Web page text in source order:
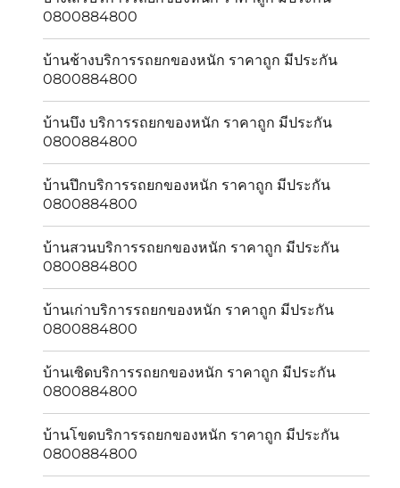
0800884800
บ้านช้างบริการรถยกของหนัก ราคาถูก มีประกัน
0800884800
บ้านบึง บริการรถยกของหนัก ราคาถูก มีประกัน
0800884800
บ้านปึกบริการรถยกของหนัก ราคาถูก มีประกัน
0800884800
บ้านสวนบริการรถยกของหนัก ราคาถูก มีประกัน
0800884800
บ้านเก่าบริการรถยกของหนัก ราคาถูก มีประกัน
0800884800
บ้านเซิดบริการรถยกของหนัก ราคาถูก มีประกัน
0800884800
บ้านโขดบริการรถยกของหนัก ราคาถูก มีประกัน
0800884800